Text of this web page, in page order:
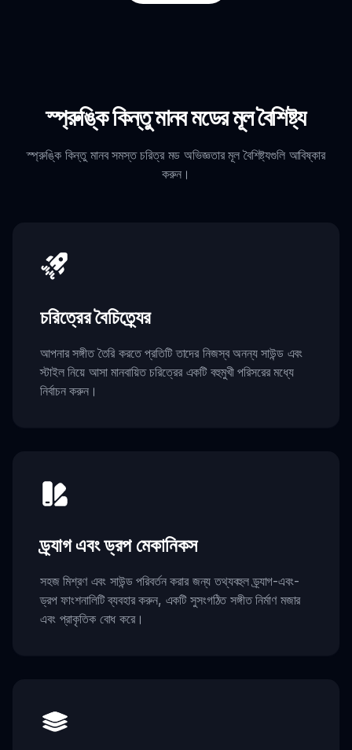
স্প্রুঙ্কি কিন্তু মানব মডের মূল বৈশিষ্ট্য
স্প্রুঙ্কি কিন্তু মানব সমস্ত চরিত্র মড অভিজ্ঞতার মূল বৈশিষ্ট্যগুলি আবিষ্কার
করুন।
চরিত্রের বৈচিত্র্যের
আপনার সঙ্গীত তৈরি করতে প্রতিটি তাদের নিজস্ব অনন্য সাউন্ড এবং
স্টাইল নিয়ে আসা মানবায়িত চরিত্রের একটি বহুমুখী পরিসরের মধ্যে
নির্বাচন করুন।
ড্র্যাগ এবং ড্রপ মেকানিকস
সহজ মিশ্রণ এবং সাউন্ড পরিবর্তন করার জন্য তথ্যবহুল ড্র্যাগ-এবং-
ড্রপ ফাংশনালিটি ব্যবহার করুন, একটি সুসংগঠিত সঙ্গীত নির্মাণ মজার
এবং প্রাকৃতিক বোধ করে।